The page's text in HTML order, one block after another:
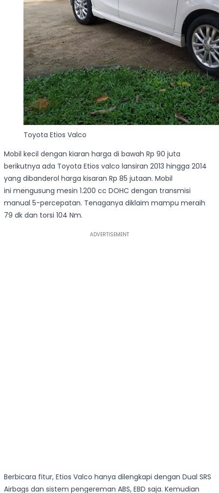
Toyota Etios Valco
Mobil kecil dengan kiaran harga di bawah Rp 90 juta
berikutnya ada Toyota Etios valco lansiran 2013 hingga 2014
yang dibanderol harga kisaran Rp 85 jutaan. Mobil
ini mengusung mesin 1.200 cc DOHC dengan transmisi
manual 5-percepatan. Tenaganya diklaim mampu meraih
79 dk dan torsi 104 Nm.
Berbicara fitur, Etios Valco hanya dilengkapi dengan Dual SRS
Airbags dan sistem pengereman ABS, EBD saja. Kemudian